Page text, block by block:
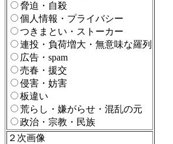
脅迫・自殺
個人情報・プライバシー
つきまとい・ストーカー
連投・負荷増大・無意味な羅列
広告・spam
売春・援交
侵害・妨害
板違い
荒らし・嫌がらせ・混乱の元
政治・宗教・民族
２次画像